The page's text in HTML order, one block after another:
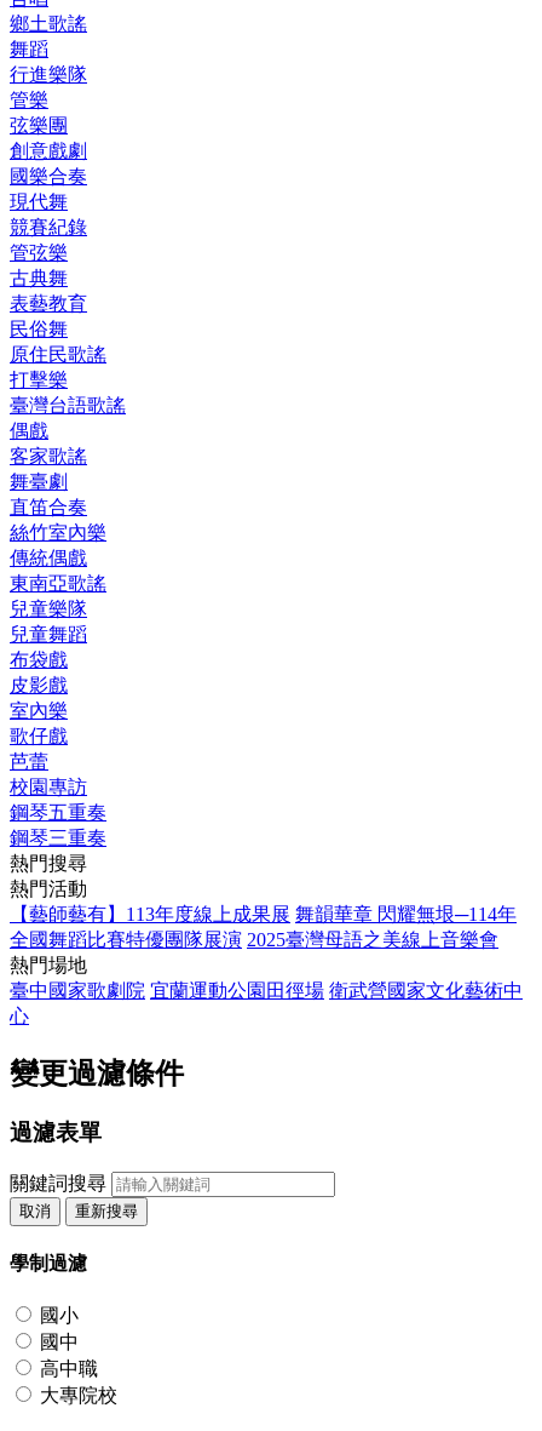
鄉土歌謠
舞蹈
行進樂隊
管樂
弦樂團
創意戲劇
國樂合奏
現代舞
競賽紀錄
管弦樂
古典舞
表藝教育
民俗舞
原住民歌謠
打擊樂
臺灣台語歌謠
偶戲
客家歌謠
舞臺劇
直笛合奏
絲竹室內樂
傳統偶戲
東南亞歌謠
兒童樂隊
兒童舞蹈
布袋戲
皮影戲
室內樂
歌仔戲
芭蕾
校園專訪
鋼琴五重奏
鋼琴三重奏
熱門搜尋
熱門活動
【藝師藝有】113年度線上成果展 舞韻華章 閃耀無垠─114年
全國舞蹈比賽特優團隊展演 2025臺灣母語之美線上音樂會
熱門場地
臺中國家歌劇院 宜蘭運動公園田徑場 衛武營國家文化藝術中
心
變更過濾條件
過濾表單
關鍵詞搜尋
取消 重新搜尋
學制過濾
國小
國中
高中職
大專院校